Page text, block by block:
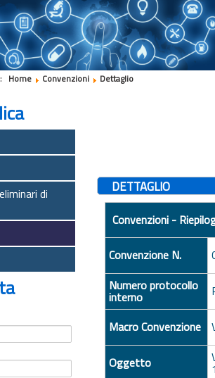
Home Convenzioni Dettaglio
di
DETTAGLIO
Convenzioni -
Convenzione N.
Numero protocollo
interno
Macro Convenzione
Oggetto